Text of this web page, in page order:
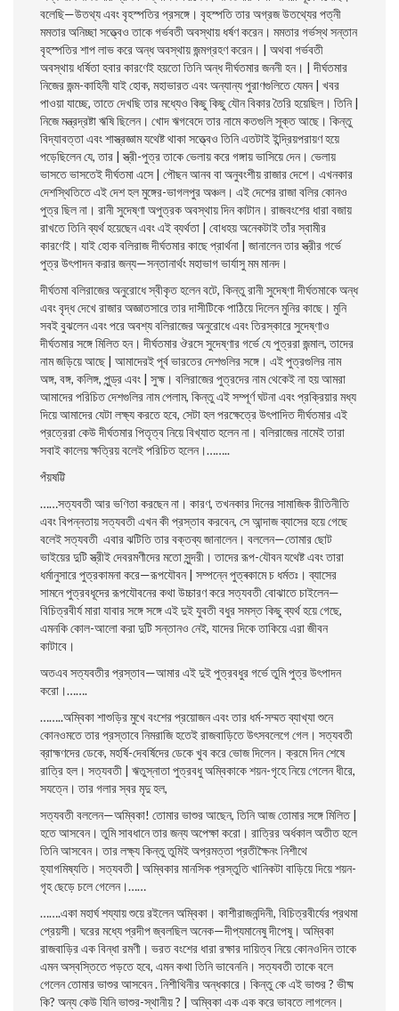
বলেছি—উতথ্য এবং বৃহস্পতির প্রসঙ্গে। বৃহস্পতি তার অগ্রজ উতথ্যের পত্নী
মমতার অনিচ্ছা সত্ত্বেও তাকে গর্ভবতী অবস্থায় ধর্ষণ করেন। মমতার গর্ভস্থ সন্তান
বৃহস্পতির শাপ লাভ করে অন্ধ অবস্থায় জন্মগ্রহণ করেন। | অথবা গর্ভবতী
অবস্থায় ধর্ষিতা হবার কারণেই হয়তাে তিনি অন্ধ দীর্ঘতমার জননী হন। | দীর্ঘতমার
নিজের জন্ম-কাহিনী যাই হােক, মহাভারত এবং অন্যান্য পুরাণগুলিতে যেমন | খবর
পাওয়া যাচ্ছে, তাতে দেখছি তার মধ্যেও কিছু কিছু যৌন বিকার তৈরি হয়েছিল। তিনি |
নিজে মন্ত্রদ্রষ্টা ঋষি ছিলেন। খােদ ঋগবেদে তার নামে কতগুলি সূক্ত আছে। কিন্তু
বিদ্যাবত্তাএবং শাস্ত্রজ্ঞাম যথেষ্ট থাকা সত্ত্বেও তিনি এতটাই ইন্দ্রিয়পরায়ণ হয়ে
পড়েছিলেন যে, তার | স্ত্রী-পুত্র তাকে ভেলায় করে গঙ্গায় ভাসিয়ে দেন। ভেলায়
ভাসতে ভাসতেই দীর্ঘতমা এসে | পৌছন আনব বা অনুবংশীয় রাজার দেশে। এখনকার
দেশস্থিতিতে এই দেশ হল মুঙ্গের-ভাগলপুর অঞ্চল। এই দেশের রাজা বলির কোনও
পুত্র ছিল না। রানী সুদেষ্ণা অপুত্রকঅবস্থায় দিন কাটান। রাজবংশের ধারা বজায়
রাখতে তিনি ব্যর্থ হয়েছেন এবং এই ব্যর্থতা | বােধহয় অনেকটাই তাঁর স্বামীর
কারণেই। যাই হােক বলিরাজ দীর্ঘতমার কাছে প্রার্থনা | জানালেন তার স্ত্রীর গর্ভে
পুত্র উৎপাদন করার জন্য—সন্তানার্থং মহাভাগ ভার্যাসু মম মানদ।
দীর্ঘতমা বলিরাজের অনুরােধে স্বীকৃত হলেন বটে, কিন্তু রানী সুদেষ্ণা দীর্ঘতমাকে অন্ধ
এবং বৃদ্ধ দেখে রাজার অজ্ঞাতসারে তার দাসীটিকে পাঠিয়ে দিলেন মুনির কাছে। মুনি
সবই বুঝলেন এবং পরে অবশ্য বলিরাজের অনুরােধে এবং তিরস্কারে সুদেষ্ণাও
দীর্ঘতমার সঙ্গে মিলিত হন। দীর্ঘতমার ঔরসে সুদেষ্ণার গর্ভে যে পুত্ররা জন্মাল, তাদের
নাম জড়িয়ে আছে | আমাদেরই পূর্ব ভারতের দেশগুলির সঙ্গে। এই পুত্রগুলির নাম
অঙ্গ, বঙ্গ, কলিঙ্গ, পুন্ড্র এবং | সুহ্ম। বলিরাজের পুত্রদের নাম থেকেই না হয় আমরা
আমাদের পরিচিত দেশগুলির নাম পেলাম, কিন্তু এই সম্পূর্ণ ঘটনা এবং প্রক্রিয়ার মধ্য
দিয়ে আমাদের যেটা লক্ষ্য করতে হবে, সেটা হল পরক্ষেত্রে উৎপাদিত দীর্ঘতমার এই
প্রত্রেরা কেউ দীর্ঘতমার পিতৃত্ব নিয়ে বিখ্যাত হলেন না। বলিরাজের নামেই তারা
সবাই কালেয় ক্ষত্রিয় বলেই পরিচিত হলেন।……..
পঁয়ষট্টি
……সত্যবতী আর ভণিতা করছেন না। কারণ, তখনকার দিনের সামাজিক রীতিনীতি
এবং বিপন্নতায় সত্যবতী এখন কী প্রস্তাব করবেন, সে আন্দাজ ব্যাসের হয়ে গেছে
বলেই সত্যবতী এবার ঝটিতি তার বক্তব্য জানালেন। বললেন—তােমার ছােট
ভাইয়ের দুটি স্ত্রীই দেবরমণীদেরমতাে সুন্দরী। তাদের রূপ-যৌবন যথেষ্ট এবং তারা
ধর্মানুসারে পুত্রকামনা করে—রূপযৌবন | সম্পন্নে পুত্ৰকামে চ ধর্মতঃ। ব্যাসের
সামনে পুত্রবধূদের রূপযৌবনের কথা উচ্চারণ করে সত্যবতী বােঝাতে চাইলেন—
বিচিত্রবীর্য মারা যাবার সঙ্গে সঙ্গে এই দুই যুবতী বধুর সমস্ত কিছু ব্যর্থ হয়ে গেছে,
এমনকি কোল-আলাে করা দুটি সন্তানও নেই, যাদের দিকে তাকিয়ে এরা জীবন
কাটাবে।
অতএব সত্যবতীর প্রস্তাব—আমার এই দুই পুত্রবধুর গর্ভে তুমি পুত্র উৎপাদন
করাে।…….
……..অম্বিকা শাশুড়ির মুখে বংশের প্রয়ােজন এবং তার ধর্ম-সম্মত ব্যাখ্যা শুনে
কোনওমতে তার প্রস্তাবে নিমরাজি হতেই রাজবাড়িতে উৎসবলেগে গেল। সত্যবতী
ব্রাহ্মণদের ডেকে, মহর্ষি-দেবর্ষিদের ডেকে খুব করে ভােজ দিলেন। ক্রমে দিন শেষে
রাত্রি হল। সত্যবতী | ঋতুস্নাতা পুত্রবধু অম্বিকাকে শয়ন-গৃহে নিয়ে গেলেন ধীরে,
সযত্নে। তার গলার স্বর মৃদু হল,
সত্যবতী বললেন—অম্বিকা! তােমার ভাশুর আছেন, তিনি আজ তােমার সঙ্গে মিলিত |
হতে আসবেন। তুমি সাবধানে তার জন্য অপেক্ষা করাে। রাত্রির অর্ধকাল অতীত হলে
তিনিআসবেন। তার লক্ষ্য কিন্তু তুমিই অপ্রমত্তা প্রতীক্ষৈনং নিশীথে
হ্যাগমিষ্যতি। সত্যবতী | অম্বিকার মানসিক প্রস্তুতি খানিকটা বাড়িয়ে দিয়ে শয়ন-
গৃহ ছেড়ে চলে গেলেন।……
…….একা মহার্ঘ শয্যায় শুয়ে রইলেন অম্বিকা। কাশীরাজনন্দিনী, বিচিত্রবীর্যের প্রথমা
প্রেয়সী। ঘরের মধ্যে প্রদীপ জ্বলছিল অনেক—দীপ্যমানেষু দীপেষু। অম্বিকা
রাজবাড়ির এক বিন্ধা রমণী। ভরত বংশের ধারা রক্ষার দায়িত্ব নিয়ে কোনওদিন তাকে
এমন অস্বস্তিতে পড়তে হবে, এমন কথা তিনি ভাবেননি। সত্যবতী তাকে বলে
গেলেন তােমার ভাশুর আসবেন . নিশীথিনীর অন্ধকারে। কিন্তু কে এই ভাশুর ? ভীষ্ম
কি? অন্য কেউ যিনি ভাশুর-স্থানীয় ? | অম্বিকা এক এক করে ভাবতে লাগলেন।